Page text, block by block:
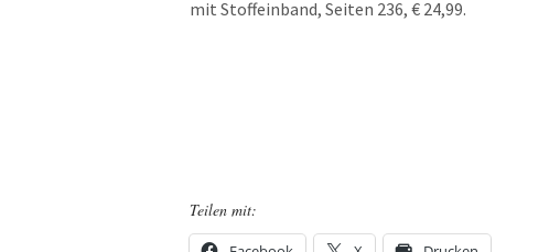
mit Stoffeinband, Seiten 236, € 24,99.
Teilen mit: